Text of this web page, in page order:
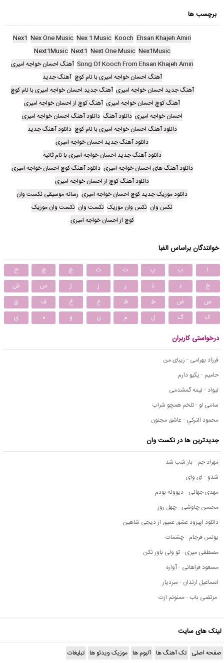
برچسب ها
Ehsan Khajeh Amiri
Kooch
Nex 1 Music
Nex One Music
Nex1
Nex1Music
Next One Music
Next1
Next1Music
Song Of Kooch From Ehsan Khajeh Amiri آهنگ احسان خواجه امیری
آهنگ احسان خواجه امیری با نام کوچ آهنگ جدید
آهنگ جدید احسان خواجه امیری آهنگ جدید احسان خواجه امیری با نام کوچ
آهنگ کوچ احسان خواجه امیری آهنگ کوچ از احسان خواجه امیری
احسان خواجه امیری دانلود آهنگ دانلود آهنگ احسان خواجه امیری
دانلود آهنگ احسان خواجه امیری با نام کوچ دانلود آهنگ جدید
دانلود آهنگ جدید احسان خواجه امیری
دانلود آهنگ جدید احسان خواجه امیری با نام ثانیه
دانلود آهنگ های احسان خواجه امیری دانلود آهنگ کوچ احسان خواجه امیری
دانلود آهنگ کوچ از احسان خواجه امیری
دانلود موزیک جدید کوچ احسان خواجه امیری رسانه موسیقی نکست وان
نکس وان نکس وان موزیک نکست وان نکست وان موزیک
کوچ از احسان خواجه امیری
خوانندگان براساس الفبا
ا ب پ ت ث ج چ
ح
خ
د ذ ر ز ژ س
ش
ص
ض ط ظ ع غ ف
ق
ک
گ ل م ن و ه ی
درخواستی کاربران
فرزاد بهرامی - زیبای من
حامیم - یکیو دارم
نیواد - نیمه گمشدمی
سامی لو - تلخم همچو شراب
محمود التركي - عاشق مجنون
جدیدترین ها در نکست وان
مهراد جم - باز شب شد
شدو - ای وای
مهدی جهانی - دیوونه بودم
محسن چاوشی - چهل روز
دانلود اپیزود عشق عمیق از دیجی شاهین
یونس فرجام - چشمات
مصطفی میری - تو ولی باور نکن
مسعود فراهانی - آواره
اسماعیل ارندان - سردیار
مرتضی باب - ممنونم ازت
لینک های سایت
صفحه اصلی تک آهنگ ها آلبوم ها موزیک ویدئو ها تبلیغات